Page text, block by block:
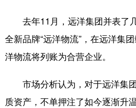
去年11月，远洋集团并表了
全新品牌“远洋物流”，在远洋集
洋物流将列账为合营企业。
市场分析认为，对于远洋集
质资产，不单押注了如今逐渐升